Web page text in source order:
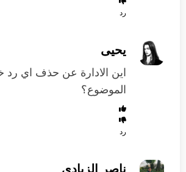
رد
يحيى
اين الادارة عن حذف اي رد
الموضوع؟
رد